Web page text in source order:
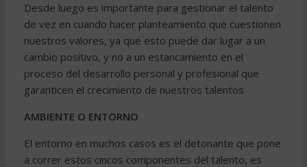
Desde luego es importante para gestionar el talento
de vez en cuando hacer planteamiento que cuestionen
nuestros valores, ya que esto puede dar lugar a un
cambio positivo, y no a un estancamiento en el
proceso del desarrollo personal y profesional que
garanticen el crecimiento de nuestros talentos
AMBIENTE O ENTORNO
El entorno en muchos casos es el detonante que pone
a correr estos cincos componentes del talento, es